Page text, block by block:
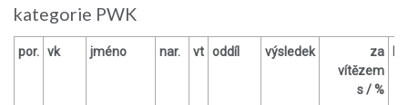
kategorie PWK
por. vk jméno nar. vt oddíl výsledek
za
vítězem
s / %